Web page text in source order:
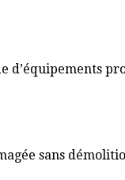
d’équipements
sans